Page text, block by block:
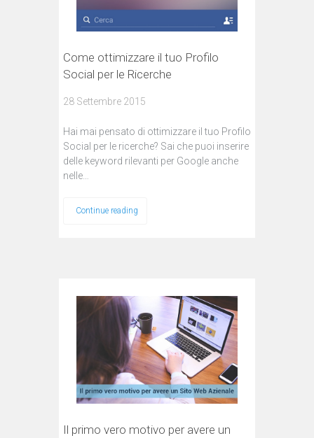
Come ottimizzare il tuo Profilo
Social per le Ricerche
28 Settembre 2015
Hai mai pensato di ottimizzare il tuo Profilo
Social per le ricerche? Sai che puoi inserire
delle keyword rilevanti per Google anche
nelle…
Continue reading
Il primo vero motivo per avere un